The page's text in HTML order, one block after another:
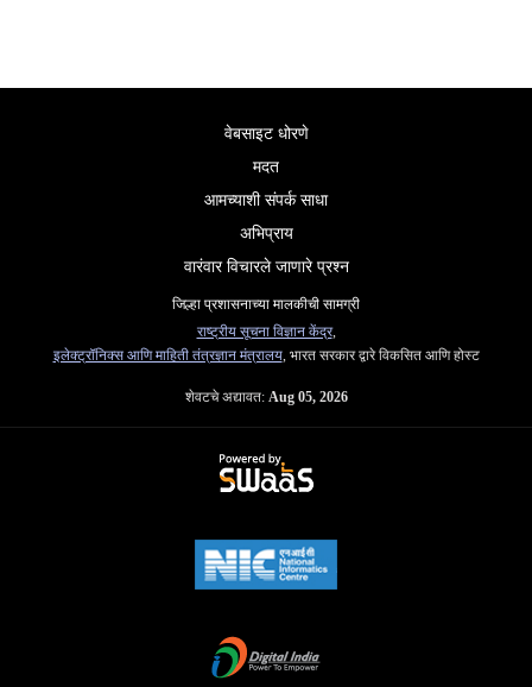
वेबसाइट धोरणे
मदत
आमच्याशी संपर्क साधा
अभिप्राय
वारंवार विचारले जाणारे प्रश्न
जिल्हा प्रशासनाच्या मालकीची सामग्री
राष्ट्रीय सूचना विज्ञान केंद्र,
इलेक्ट्रॉनिक्स आणि माहिती तंत्रज्ञान मंत्रालय, भारत सरकार द्वारे विकसित आणि होस्ट
शेवटचे अद्यावत: Aug 05, 2026